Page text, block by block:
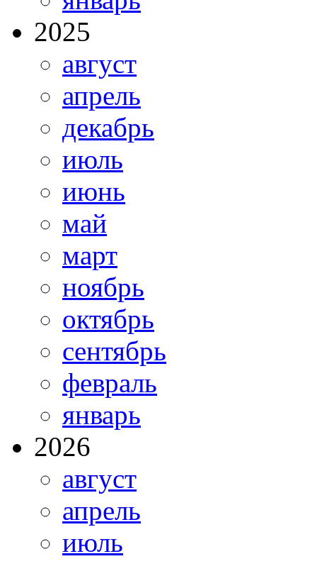
2025
август
апрель
декабрь
июль
июнь
май
март
ноябрь
октябрь
сентябрь
февраль
январь
2026
август
апрель
июль